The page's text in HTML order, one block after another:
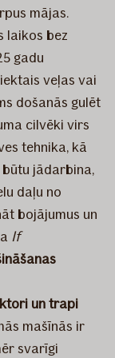
mājas.
laikos bez
gadu
veļas vai
došanās gulēt
cilvēki virs
tehnika, kā
jādarbina,
daļu no
bojājumus un
If
un trapi
mašīnās ir
svarīgi